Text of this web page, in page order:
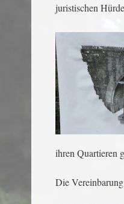
juristischen
ihren Quartieren
Die